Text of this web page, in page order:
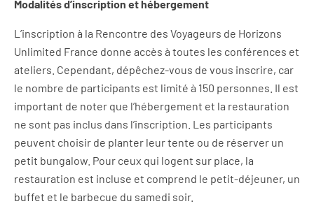
Modalités d’inscription et hébergement
L’inscription à la Rencontre des Voyageurs de Horizons
Unlimited France donne accès à toutes les conférences et
ateliers. Cependant, dépêchez-vous de vous inscrire, car
le nombre de participants est limité à 150 personnes. Il est
important de noter que l’hébergement et la restauration
ne sont pas inclus dans l’inscription. Les participants
peuvent choisir de planter leur tente ou de réserver un
petit bungalow. Pour ceux qui logent sur place, la
restauration est incluse et comprend le petit-déjeuner, un
buffet et le barbecue du samedi soir.